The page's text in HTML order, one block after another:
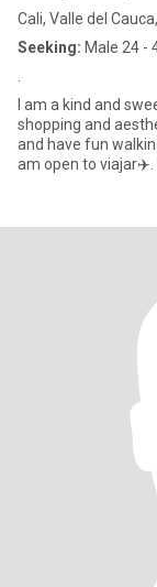
Cali, Valle del
Seeking: Male 24 -
I am a kind and
shopping and
and have fun
am open to